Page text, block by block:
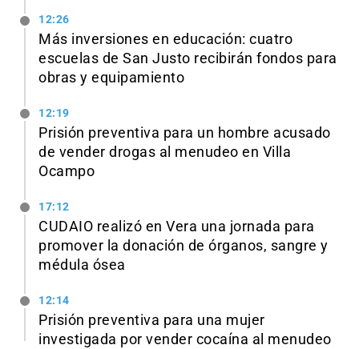
12:26
Más inversiones en educación: cuatro
escuelas de San Justo recibirán fondos para
obras y equipamiento
12:19
Prisión preventiva para un hombre acusado
de vender drogas al menudeo en Villa
Ocampo
17:12
CUDAIO realizó en Vera una jornada para
promover la donación de órganos, sangre y
médula ósea
12:14
Prisión preventiva para una mujer
investigada por vender cocaína al menudeo